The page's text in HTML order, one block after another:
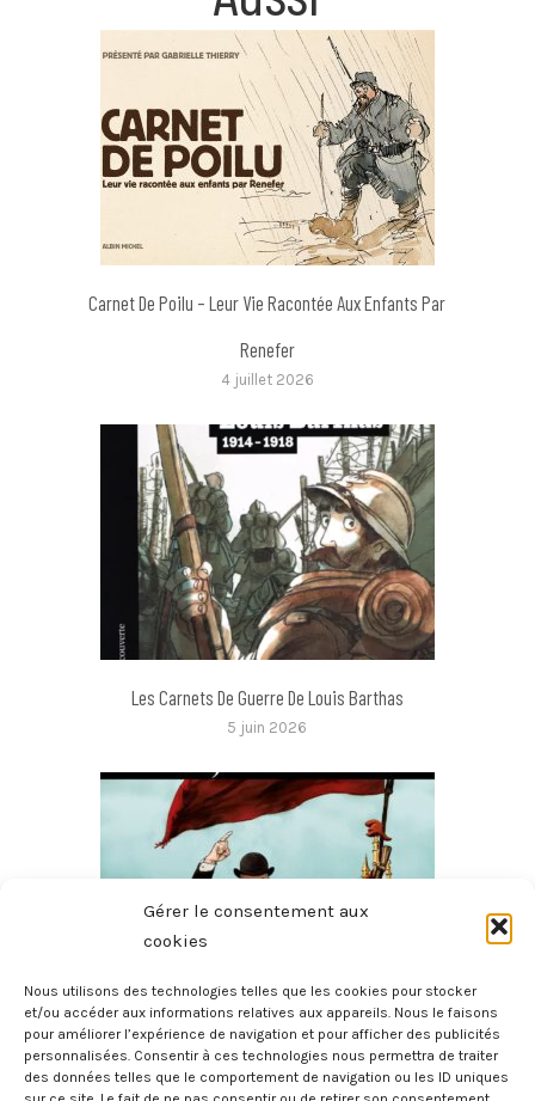
Gérer le consentement aux
cookies
Nous utilisons des technologies telles que les cookies pour stocker
et/ou accéder aux informations relatives aux appareils. Nous le faisons
pour améliorer l’expérience de navigation et pour afficher des publicités
personnalisées. Consentir à ces technologies nous permettra de traiter
des données telles que le comportement de navigation ou les ID uniques
Carnet De Poilu – Leur Vie Racontée Aux Enfants Par
Renefer
4 juillet 2026
Les Carnets De Guerre De Louis Barthas
5 juin 2026
Jaurès
3 juin 2026